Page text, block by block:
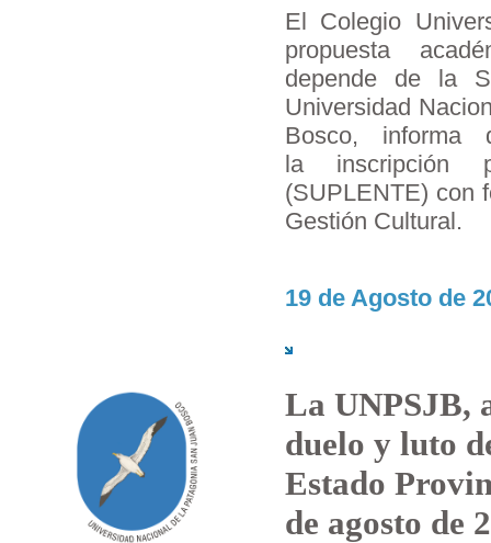
El Colegio
propuesta
depende de la
Universidad
Bosco, informa
la inscripción
(SUPLENTE) con
Gestión Cultural.
19 de Agosto de
La UNPSJB,
duelo y luto
Estado
de agosto de